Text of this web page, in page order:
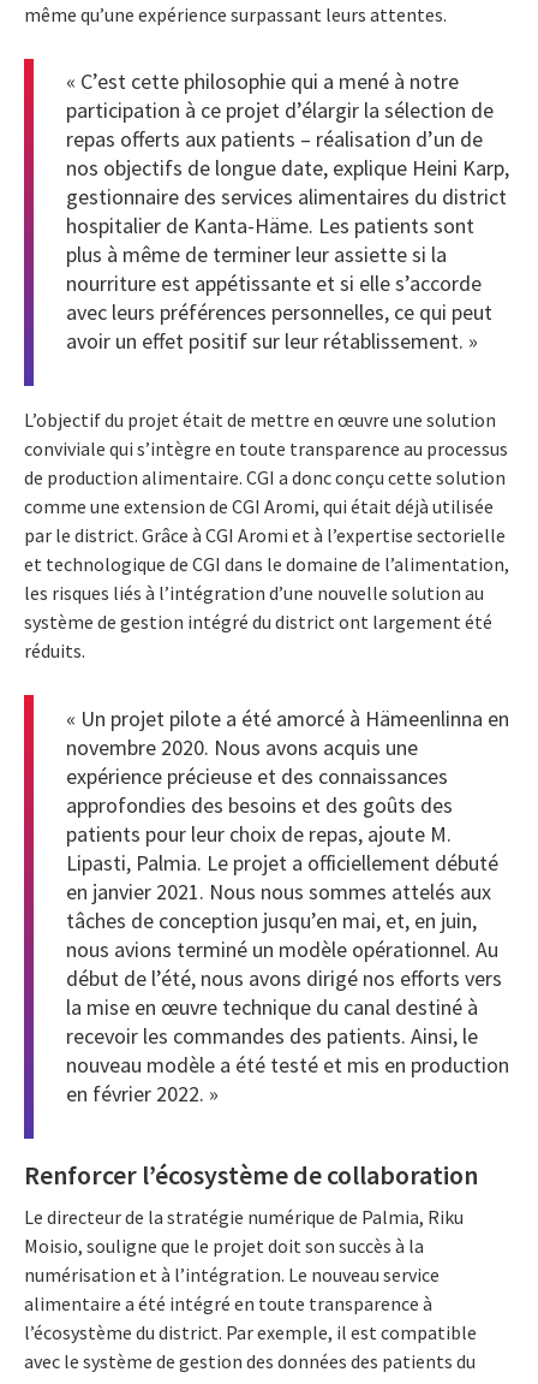
même qu’une expérience surpassant leurs attentes.
« C’est cette philosophie qui a mené à notre
participation à ce projet d’élargir la sélection de
repas offerts aux patients – réalisation d’un de
nos objectifs de longue date, explique Heini Karp,
gestionnaire des services alimentaires du district
hospitalier de Kanta-Häme. Les patients sont
plus à même de terminer leur assiette si la
nourriture est appétissante et si elle s’accorde
avec leurs préférences personnelles, ce qui peut
avoir un effet positif sur leur rétablissement. »
L’objectif du projet était de mettre en œuvre une solution
conviviale qui s’intègre en toute transparence au processus
de production alimentaire. CGI a donc conçu cette solution
comme une extension de CGI Aromi, qui était déjà utilisée
par le district. Grâce à CGI Aromi et à l’expertise sectorielle
et technologique de CGI dans le domaine de l’alimentation,
les risques liés à l’intégration d’une nouvelle solution au
système de gestion intégré du district ont largement été
réduits.
« Un projet pilote a été amorcé à Hämeenlinna en
novembre 2020. Nous avons acquis une
expérience précieuse et des connaissances
approfondies des besoins et des goûts des
patients pour leur choix de repas, ajoute M.
Lipasti, Palmia. Le projet a officiellement débuté
en janvier 2021. Nous nous sommes attelés aux
tâches de conception jusqu’en mai, et, en juin,
nous avions terminé un modèle opérationnel. Au
début de l’été, nous avons dirigé nos efforts vers
la mise en œuvre technique du canal destiné à
recevoir les commandes des patients. Ainsi, le
nouveau modèle a été testé et mis en production
en février 2022. »
Renforcer l’écosystème de collaboration
Le directeur de la stratégie numérique de Palmia, Riku
Moisio, souligne que le projet doit son succès à la
numérisation et à l’intégration. Le nouveau service
alimentaire a été intégré en toute transparence à
l’écosystème du district. Par exemple, il est compatible
avec le système de gestion des données des patients du